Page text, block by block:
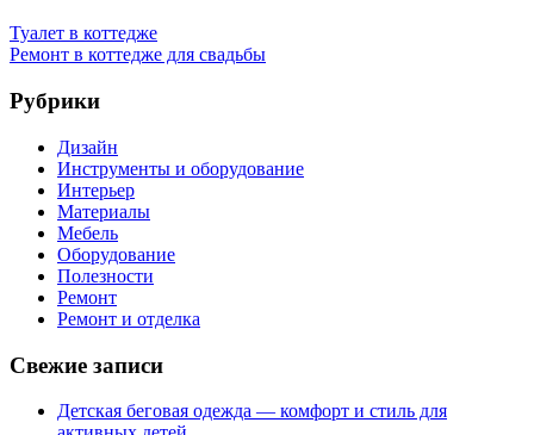
Туалет в коттедже
Ремонт в коттедже для свадьбы
Рубрики
Дизайн
Инструменты и оборудование
Интерьер
Материалы
Мебель
Оборудование
Полезности
Ремонт
Ремонт и отделка
Свежие записи
Детская беговая одежда — комфорт и стиль для